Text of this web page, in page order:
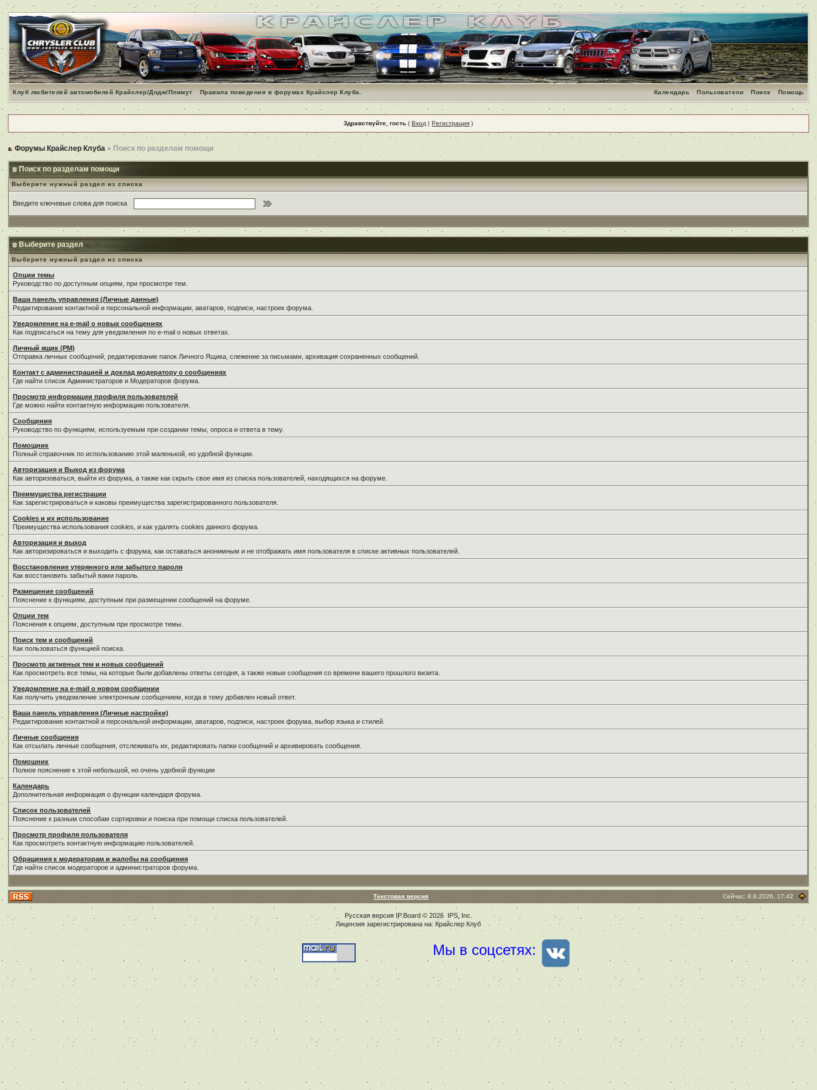
Клуб любителей автомобилей Крайслер/Додж/Плимут Правила поведения в форумах Крайслер Клуба. Помощь
Поиск
Пользователи
Календарь
Здравствуйте, гость (Вход |Регистрация )
Форумы Крайслер Клуба » Поиск по разделам помощи
Поиск по разделам помощи
Выберите нужный раздел из списка
Введите ключевые слова для поиска
Выберите раздел
Выберите нужный раздел из списка
Опции темы
Руководство по доступным опциям, при просмотре тем.
Ваша панель управления (Личные данные)
Редактирование контактной и персональной информации, аватаров, подписи, настроек форума.
Уведомление на e-mail о новых сообщениях
Как подписаться на тему для уведомления по e-mail о новых ответах.
Личный ящик (PM)
Отправка личных сообщений, редактирование папок Личного Ящика, слежение за письмами, архивация сохраненных сообщений.
Контакт с администрацией и доклад модератору о сообщениях
Где найти список Администраторов и Модераторов форума.
Просмотр информации профиля пользователей
Где можно найти контактную информацию пользователя.
Сообщения
Руководство по функциям, используемым при создании темы, опроса и ответа в тему.
Помощник
Полный справочник по использованию этой маленькой, но удобной функции.
Авторизация и Выход из форума
Как авторизоваться, выйти из форума, а также как скрыть свое имя из списка пользователей, находящихся на форуме.
Преимущества регистрации
Как зарегистрироваться и каковы преимущества зарегистрированного пользователя.
Cookies и их использование
Преимущества использования cookies, и как удалять cookies данного форума.
Авторизация и выход
Как авторизироваться и выходить с форума, как оставаться анонимным и не отображать имя пользователя в списке активных пользователей.
Восстановление утерянного или забытого пароля
Как восстановить забытый вами пароль.
Размещение сообщений
Пояснение к функциям, доступным при размещении сообщений на форуме.
Опции тем
Пояснения к опциям, доступным при просмотре темы.
Поиск тем и сообщений
Как пользоваться функцией поиска.
Просмотр активных тем и новых сообщений
Как просмотреть все темы, на которые были добавлены ответы сегодня, а также новые сообщения со времени вашего прошлого визита.
Уведомление на е-mail о новом сообщении
Как получить уведомление электронным сообщением, когда в тему добавлен новый ответ.
Ваша панель управления (Личные настройки)
Редактирование контактной и персональной информации, аватаров, подписи, настроек форума, выбор языка и стилей.
Личные сообщения
Как отсылать личные сообщения, отслеживать их, редактировать папки сообщений и архивировать сообщения.
Помошник
Полное пояснение к этой небольшой, но очень удобной функции
Календарь
Дополнительная информация о функции календаря форума.
Список пользователей
Пояснение к разным способам сортировки и поиска при помощи списка пользователей.
Просмотр профиля пользователя
Как просмотреть контактную информацию пользователей.
Обращения к модераторам и жалобы на сообщения
Где найти список модераторов и администраторов форума.
Текстовая версия Сейчас: 8.8.2026, 17:42
Русская версия IP.Board© 2026 IPS, Inc
Лицензия зарегистрирована на: Крайслер Клуб
Мы в соцсетях: